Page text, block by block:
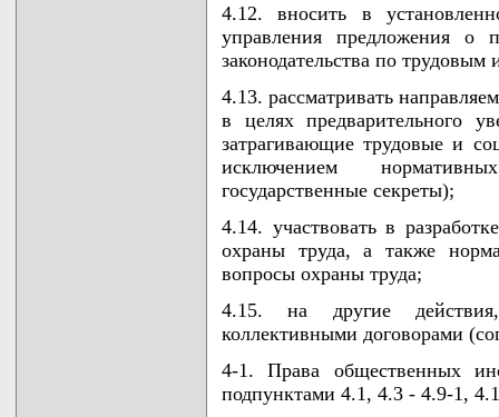
4.12. вносить в
управления предложения о
законодательства по
4.13. рассматривать
в целях предварительного
затрагивающие трудовые и
исключением
государственные секреты);
4.14. участвовать в
охраны труда, а также
вопросы охраны труда;
4.15. на другие действия,
коллективными договорами
4-1. Права общественных
подпунктами 4.1, 4.3 - 4.9-1,